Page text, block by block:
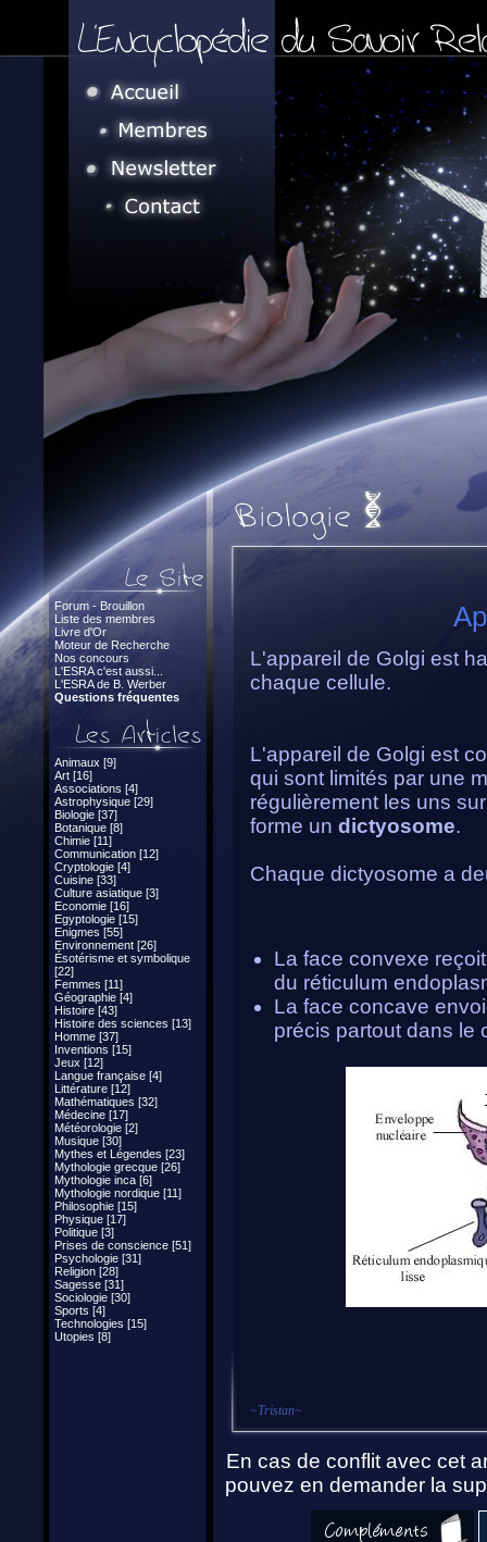
Forum - Brouillon
Liste des membres
Livre d'Or
Moteur de Recherche
Nos concours
L'ESRA c'est aussi...
L'ESRA de B. Werber
Questions fréquentes
Animaux [9]
Art [16]
Associations [4]
Astrophysique [29]
Biologie [37]
Botanique [8]
Chimie [11]
Communication [12]
Cryptologie [4]
Cuisine [33]
Culture asiatique [3]
Economie [16]
Egyptologie [15]
Enigmes [55]
Environnement [26]
Ésotérisme et symbolique
[22]
Femmes [11]
Géographie [4]
Histoire [43]
Histoire des sciences [13]
Homme [37]
Inventions [15]
Jeux [12]
Langue française [4]
Littérature [12]
Mathématiques [32]
Médecine [17]
Météorologie [2]
Musique [30]
Mythes et Légendes [23]
Mythologie grecque [26]
Mythologie inca [6]
Mythologie nordique [11]
Philosophie [15]
Physique [17]
Politique [3]
Prises de conscience [51]
Psychologie [31]
Religion [28]
Sagesse [31]
Sociologie [30]
Sports [4]
Technologies [15]
Utopies [8]
L'appareil de Golgi est
chaque cellule.
L'appareil de Golgi est
qui sont limités par une
régulièrement les uns
forme un dictyosome.
Chaque dictyosome a
La face convexe
du réticulum
La face concave
précis partout dans le
~Tristan~
En cas de conflit avec cet
pouvez en demander la